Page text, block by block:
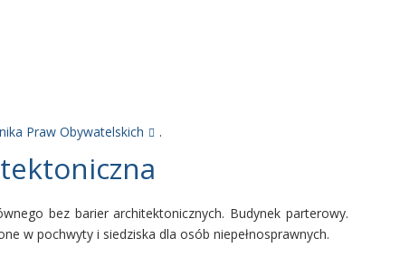
Praw Obywatelskich .
bez barier architektonicznych. Budynek parterowy.
w pochwyty i siedziska dla osób niepełnosprawnych.